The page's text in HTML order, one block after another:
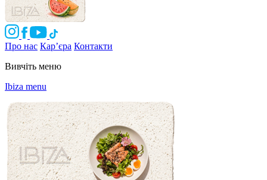
Про нас Кар’єра Контакти
Вивчіть меню
Ibiza menu